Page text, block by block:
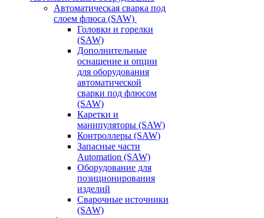
Автоматическая сварка под
слоем флюса (SAW)
Головки и горелки
(SAW)
Дополнительные
оснащение и опции
для оборудования
автоматической
сварки под флюсом
(SAW)
Каретки и
манипуляторы (SAW)
Контроллеры (SAW)
Запасные части
Automation (SAW)
Оборудование для
позиционирования
изделий
Сварочные источники
(SAW)